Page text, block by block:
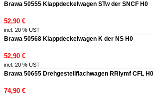
Brawa 50555 Klappdeckelwagen STw der SNCF H0
52,90 €
incl. 20 % UST
Brawa 50568 Klappdeckelwagen K der NS H0
52,90 €
incl. 20 % UST
Brawa 50655 Drehgestellflachwagen RRlymf CFL H0
74,90 €